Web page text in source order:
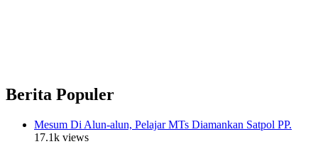
Berita Populer
Mesum Di Alun-alun, Pelajar MTs Diamankan Satpol PP.
17.1k views